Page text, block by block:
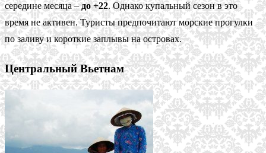
середине месяца –до +22. Однако купальный сезон в это
время не активен. Туристы предпочитают морские прогулки
по заливу и короткие заплывы на островах.
Центральный Вьетнам